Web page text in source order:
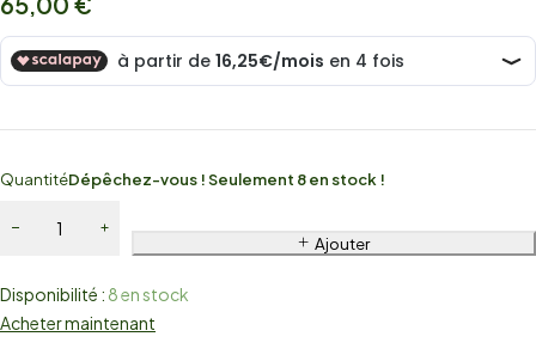
QuantitéDépêchez-vous ! Seulement 8 en stock !
Ajouter
Disponibilité : 8 en stock
Acheter maintenant